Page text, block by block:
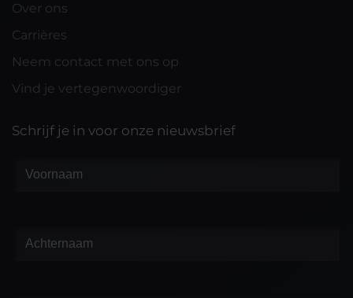
Over ons
Carrières
Neem contact met ons op
Vind je vertegenwoordiger
Schrijf je in voor onze nieuwsbrief